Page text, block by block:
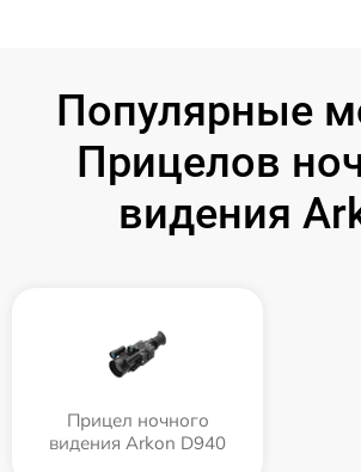
Популярные
Прицелов
видения
Прицел ночного
видения Arkon D940